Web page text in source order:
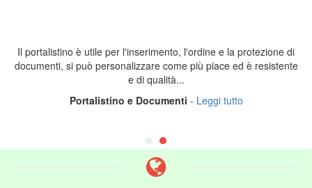
Il portalistino è utile per l'inserimento, l'ordine e la protezione di
documenti, si può personalizzare come più piace ed è resistente
e di qualità...
Portalistino e Documenti - Leggi tutto